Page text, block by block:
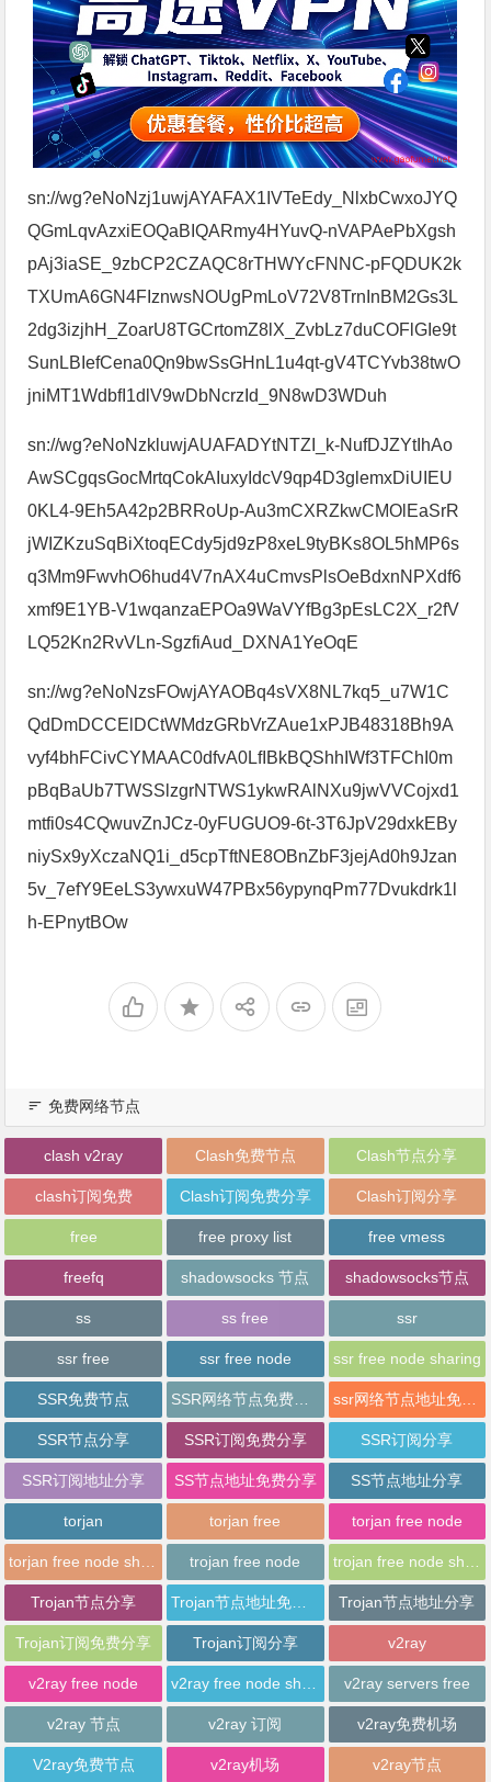
sn://wg?eNoNzj1uwjAYAFAX1IVTeEdy_NlxbCwxoJYQ
QGmLqvAzxiEOQaBIQARmy4HYuvQ-nVAPAePbXgsh
pAj3iaSE_9zbCP2CZAQC8rTHWYcFNNC-pFQDUK2k
TXUmA6GN4FIznwsNOUgPmLoV72V8TrnInBM2Gs3L
2dg3izjhH_ZoarU8TGCrtomZ8lX_ZvbLz7duCOFlGIe9t
SunLBIefCena0Qn9bwSsGHnL1u4qt-gV4TCYvb38twO
jniMT1WdbfI1dlV9wDbNcrzId_9N8wD3WDuh
sn://wg?eNoNzkluwjAUAFADYtNTZI_k-NufDJZYtIhAo
AwSCgqsGocMrtqCokAIuxyIdcV9qp4D3glemxDiUIEU
0KL4-9Eh5A42p2BRRoUp-Au3mCXRZkwCMOlEaSrR
jWIZKzuSqBiXtoqECdy5jd9zP8xeL9tyBKs8OL5hMP6s
q3Mm9FwvhO6hud4V7nAX4uCmvsPlsOeBdxnNPXdf6
xmf9E1YB-V1wqanzaEPOa9WaVYfBg3pEsLC2X_r2fV
LQ52Kn2RvVLn-SgzfiAud_DXNA1YeOqE
sn://wg?eNoNzsFOwjAYAOBq4sVX8NL7kq5_u7W1C
QdDmDCCElDCtWMdzGRbVrZAue1xPJB48318Bh9A
vyf4bhFCivCYMAAC0dfvA0LfIBkBQShhIWf3TFChI0m
pBqBaUb7TWSSlzgrNTWS1ykwRAlNXu9jwVVCojxd1
mtfi0s4CQwuvZnJCz-0yFUGUO9-6t-3T6JpV29dxkEBy
niySx9yXczaNQ1i_d5cpTftNE8OBnZbF3jejAd0h9Jzan
5v_7efY9EeLS3ywxuW47PBx56ypynqPm77Dvukdrk1l
h-EPnytBOw
免费网络节点
clash v2ray Clash免费节点 Clash节点分享
clash订阅免费 Clash订阅免费分享 Clash订阅分享
free free proxy list free vmess
freefq shadowsocks 节点 shadowsocks节点
ss ss free ssr
ssr free ssr free node ssr free node sharing
SSR免费节点 ssr网络节点地址免费分享
SSR节点分享 SSR订阅免费分享 SSR订阅分享
SSR订阅地址分享 SS节点地址免费分享 SS节点地址分享
torjan torjan free torjan free node
trojan free node
Trojan节点分享 Trojan节点地址分享
Trojan订阅免费分享 Trojan订阅分享 v2ray
v2ray free node v2ray servers free
v2ray 节点 v2ray 订阅 v2ray免费机场
V2ray免费节点 v2ray机场 v2ray节点